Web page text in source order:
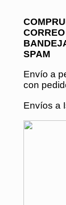
SPAM
Envío a
con
Envíos a